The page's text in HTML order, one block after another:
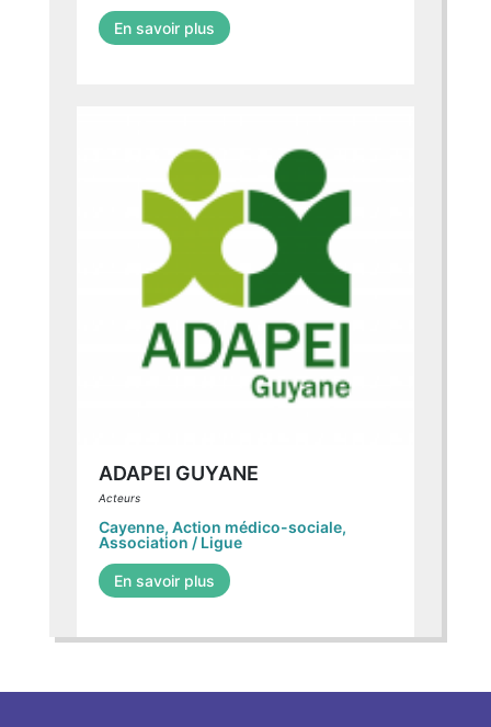
En savoir plus
ADAPEI GUYANE
Acteurs
Cayenne, Action médico-sociale,
Association / Ligue
En savoir plus